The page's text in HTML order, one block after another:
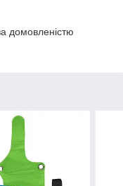
домовленістю